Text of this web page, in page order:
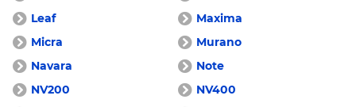
Leaf
Maxima
Micra
Murano
Navara
Note
NV200
NV400